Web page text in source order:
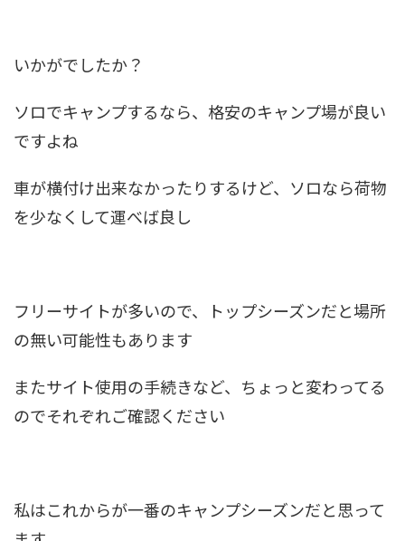
いかがでしたか？
ソロでキャンプするなら、格安のキャンプ場が良い
ですよね
車が横付け出来なかったりするけど、ソロなら荷物
を少なくして運べば良し
フリーサイトが多いので、トップシーズンだと場所
の無い可能性もあります
またサイト使用の手続きなど、ちょっと変わってる
のでそれぞれご確認ください
私はこれからが一番のキャンプシーズンだと思って